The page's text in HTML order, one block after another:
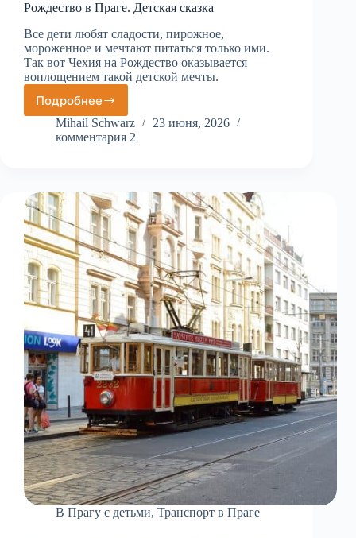
Рождество в Праге. Детская сказка
Все дети любят сладости, пирожное,
мороженное и мечтают питаться только ими.
Так вот Чехия на Рождество оказывается
воплощением такой детской мечты.
ПодробнееРождество
в
Праге.
Mihail Schwarz
23 июня, 2026
комментария 2
В Прагу с детьми, Транспорт в Праге